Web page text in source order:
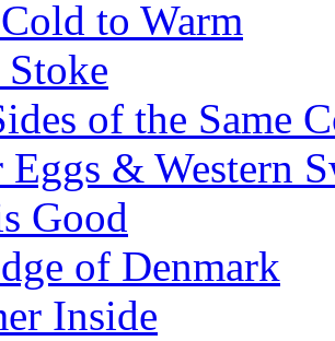
to Warm
of the Same
Eggs & Western
Good
of Denmark
Inside